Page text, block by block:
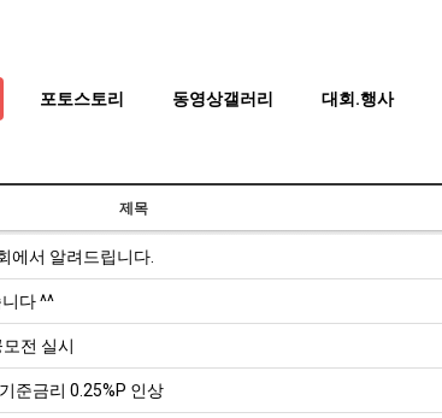
포토스토리 동영상갤러리 대회.행사
제목
에서 알려드립니다.
다 ^^
전 실시
준금리 0.25%P 인상